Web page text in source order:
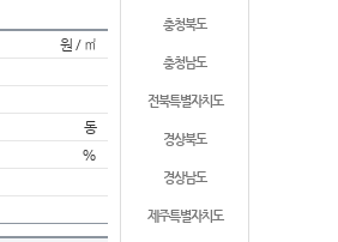
충청북도
충청남도
전북특별자치도
경상북도
경상남도
제주특별자치도
원 / ㎡
동
%